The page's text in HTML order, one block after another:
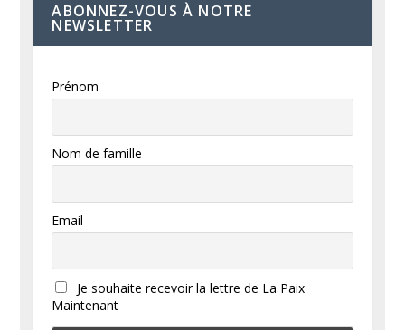
ABONNEZ-VOUS À NOTRE
NEWSLETTER
Prénom
Nom de famille
Email
Je souhaite recevoir la lettre de La Paix
Maintenant